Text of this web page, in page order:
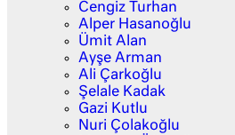
Cengiz Turhan
Alper Hasanoğlu
Ümit Alan
Ayşe Arman
Ali Çarkoğlu
Şelale Kadak
Gazi Kutlu
Nuri Çolakoğlu